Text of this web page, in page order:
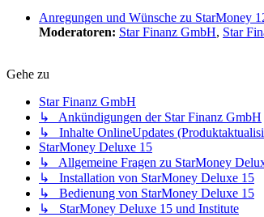
Anregungen und Wünsche zu StarMoney
Moderatoren: Star Finanz GmbH, Star
Gehe zu
Star Finanz GmbH
↳ Ankündigungen der Star Finanz GmbH
↳ Inhalte OnlineUpdates
StarMoney Deluxe 15
↳ Allgemeine Fragen zu StarMoney
↳ Installation von StarMoney Deluxe 15
↳ Bedienung von StarMoney Deluxe 15
↳ StarMoney Deluxe 15 und Institute